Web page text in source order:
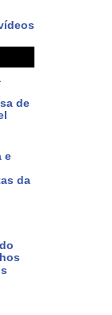
de
e
da